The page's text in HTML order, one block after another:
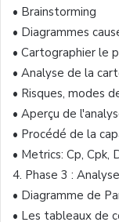
• Brainstorming
• Diagrammes
• Cartographier le
• Analyse de la
• Risques, modes
• Aperçu de
• Procédé de la
• Metrics: Cp, Cpk,
4. Phase 3 :
• Diagramme de
• Les tableaux de